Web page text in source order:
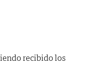
recibido los